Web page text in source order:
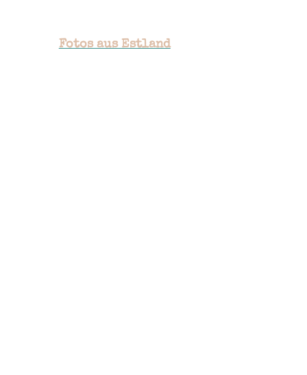
Fotos aus Estland